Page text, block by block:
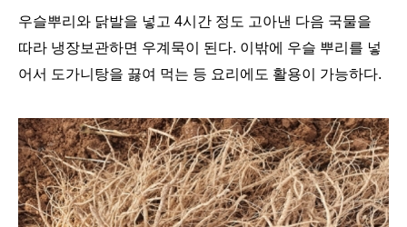
우슬뿌리와 닭발을 넣고 4시간 정도 고아낸 다음 국물을
따라 냉장보관하면 우계묵이 된다. 이밖에 우슬 뿌리를 넣
어서 도가니탕을 끓여 먹는 등 요리에도 활용이 가능하다.